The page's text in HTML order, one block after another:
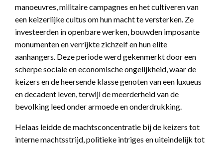
manoeuvres, militaire campagnes en het cultiveren van
een keizerlijke cultus om hun macht te versterken. Ze
investeerden in openbare werken, bouwden imposante
monumenten en verrijkte zichzelf en hun elite
aanhangers. Deze periode werd gekenmerkt door een
scherpe sociale en economische ongelijkheid, waar de
keizers en de heersende klasse genoten van een luxueus
en decadent leven, terwijl de meerderheid van de
bevolking leed onder armoede en onderdrukking.
Helaas leidde de machtsconcentratie bij de keizers tot
interne machtsstrijd, politieke intriges en uiteindelijk tot